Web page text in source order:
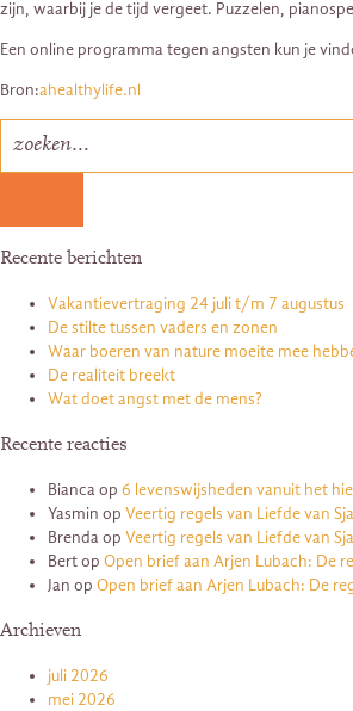
zijn, waarbij je de tijd vergeet. Puzzelen,
Een online programma tegen angsten kun je
Bron:ahealthylife.nl
Recente berichten
Vakantievertraging 24 juli t/m 7 augustus
De stilte tussen vaders en zonen
Waar boeren van nature moeite mee
De realiteit breekt
Wat doet angst met de mens?
Recente reacties
Biancaop 6 levenswijsheden vanuit het
Yasmin op Veertig regels van Liefde van
Brendaop Veertig regels van Liefde van
Bertop Open brief aan Arjen Lubach: De
Jan op Open brief aan Arjen Lubach: De
Archieven
juli 2026
mei 2026